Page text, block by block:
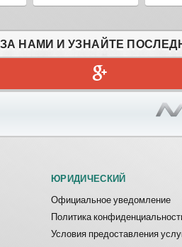
НАМИ И УЗНАЙТЕ
ЮРИДИЧЕСКИЙ
Официальное уведомление
Политика
Условия предоставления